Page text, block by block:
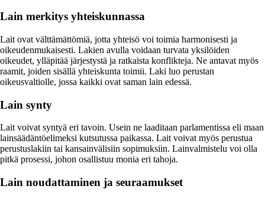
Lain merkitys yhteiskunnassa
Lait ovat välttämättömiä, jotta yhteisö voi toimia harmonisesti ja
oikeudenmukaisesti. Lakien avulla voidaan turvata yksilöiden
oikeudet, ylläpitää järjestystä ja ratkaista konflikteja. Ne antavat myös
raamit, joiden sisällä yhteiskunta toimii. Laki luo perustan
oikeusvaltiolle, jossa kaikki ovat saman lain edessä.
Lain synty
Lait voivat syntyä eri tavoin. Usein ne laaditaan parlamentissa eli maan
lainsäädäntöelimeksi kutsutussa paikassa. Lait voivat myös perustua
perustuslakiin tai kansainvälisiin sopimuksiin. Lainvalmistelu voi olla
pitkä prosessi, johon osallistuu monia eri tahoja.
Lain noudattaminen ja seuraamukset